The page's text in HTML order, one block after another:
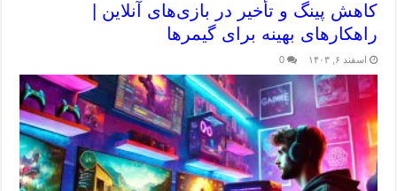
کاهش پینگ و تأخیر در بازی‌های آنلاین |
راهکارهای بهینه برای گیمرها
اسفند ۶, ۱۴۰۳ 0